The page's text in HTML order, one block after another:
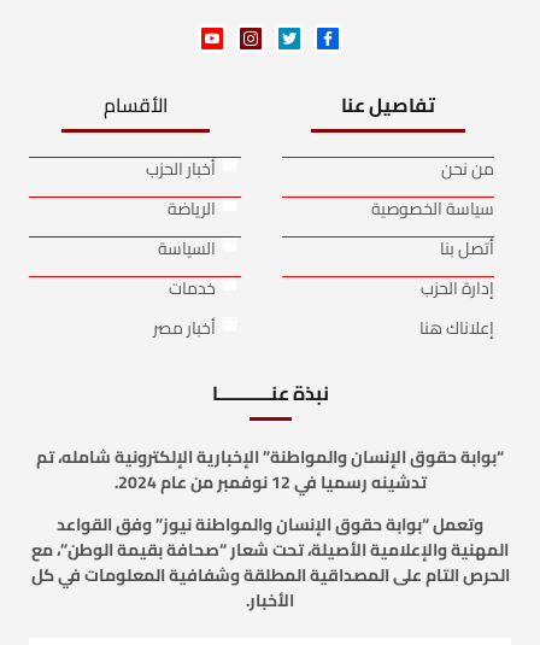
تفاصيل عنا
من نحن
سياسة الخصوصية
أتصل بنا
إدارة الحزب
إعلاناك هنا
الأقسام
أخبار الحزب
الرياضة
السياسة
خدمات
أخبار مصر
نبذة عنـــــــــــا
“بوابة حقوق الإنسان والمواطنة” الإخبارية الإلكترونية شامله، تم
تدشينه رسميا في 12 نوفمبر من عام 2024.
وتعمل “بوابة حقوق الإنسان والمواطنة نيوز” وفق القواعد
المهنية والإعلامية الأصيلة، تحت شعار “صحافة بقيمة الوطن”، مع
الحرص التام على المصداقية المطلقة وشفافية المعلومات في كل
الأخبار.